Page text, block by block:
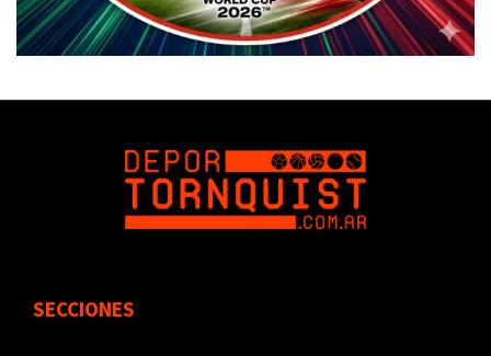
SECCIONES